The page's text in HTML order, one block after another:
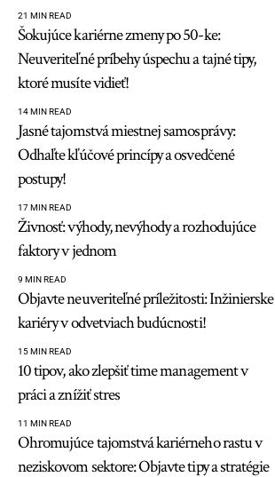
21 MIN READ
Šokujúce kariérne zmeny po 50-ke:
Neuveriteľné príbehy úspechu a tajné tipy,
ktoré musíte vidieť!
14 MIN READ
Jasné tajomstvá miestnej samosprávy:
Odhaľte kľúčové princípy a osvedčené
postupy!
17 MIN READ
Živnosť: výhody, nevýhody a rozhodujúce
faktory v jednom
9 MIN READ
Objavte neuveriteľné príležitosti: Inžinierske
kariéry v odvetviach budúcnosti!
15 MIN READ
10 tipov, ako zlepšiť time management v
práci a znížiť stres
11 MIN READ
Ohromujúce tajomstvá kariérneho rastu v
neziskovom sektore: Objavte tipy a stratégie